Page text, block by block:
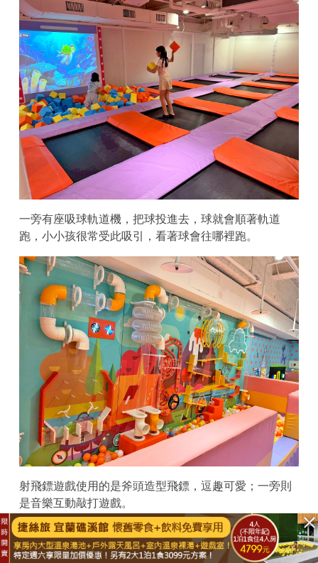
一旁有座吸球軌道機，把球投進去，球就會順著軌道
跑，小小孩很常受此吸引，看著球會往哪裡跑。
射飛鏢遊戲使用的是斧頭造型飛鏢，逗趣可愛；一旁則
是音樂互動敲打遊戲。
已結束